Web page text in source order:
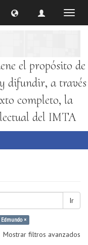
el propósito de
difundir, a través
completo, la
del IMTA
Ir
×
Mostrar filtros avanzados